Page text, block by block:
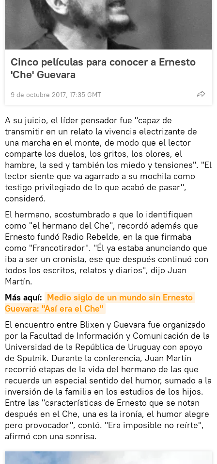
Cinco películas para conocer a Ernesto
'Che' Guevara
9 de octubre 2017, 17:35 GMT
A su juicio, el líder pensador fue "capaz de
transmitir en un relato la vivencia electrizante de
una marcha en el monte, de modo que el lector
comparte los duelos, los gritos, los olores, el
hambre, la sed y también los miedo y tensiones". "El
lector siente que va agarrado a su mochila como
testigo privilegiado de lo que acabó de pasar",
consideró.
El hermano, acostumbrado a que lo identifiquen
como "el hermano del Che", recordó además que
Ernesto fundó Radio Rebelde, en la que firmaba
como "Francotirador". "Él ya estaba anunciando que
iba a ser un cronista, ese que después continuó con
todos los escritos, relatos y diarios", dijo Juan
Martín.
Más aquí: Medio siglo de un mundo sin Ernesto
Guevara: "Así era el Che"
El encuentro entre Blixen y Guevara fue organizado
por la Facultad de Información y Comunicación de la
Universidad de la República de Uruguay con apoyo
de Sputnik. Durante la conferencia, Juan Martín
recorrió etapas de la vida del hermano de las que
recuerda un especial sentido del humor, sumado a la
inversión de la familia en los estudios de los hijos.
Entre las "características de Ernesto que se notan
después en el Che, una es la ironía, el humor alegre
pero provocador", contó. "Era imposible no reírte",
afirmó con una sonrisa.